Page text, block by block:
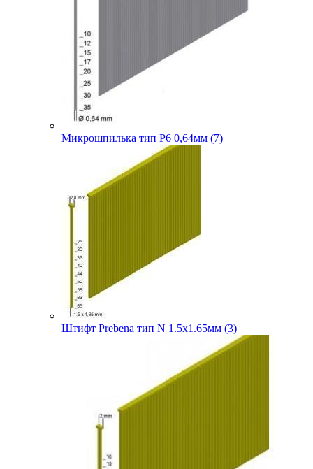
Микрошпилька тип P6 0,64мм (7)
Штифт Prebena тип N 1.5х1.65мм (3)